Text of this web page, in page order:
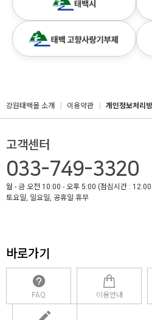
강원태백몰 소개 이용약관 개인정보처리
고객센터
033-749-3320
월 - 금 오전 10:00 - 오후 5:00 (점심시간 :
토요일, 일요일, 공휴일 휴무
바로가기
FAQ 이용안내